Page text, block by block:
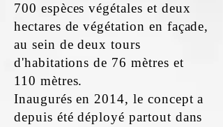
700 espèces végétales et deux
hectares de végétation en façade,
au sein de deux tours
d'habitations de 76 mètres et
110 mètres.
Inaugurés en 2014, le concept a
depuis été déployé partout dans